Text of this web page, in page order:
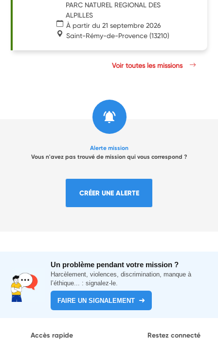
PARC NATUREL REGIONAL DES
ALPILLES
À partir du 21 septembre 2026
Saint-Rémy-de-Provence (13210)
Voir toutes les missions
Alerte mission
Vous n'avez pas trouvé de mission qui vous correspond ?
CRÉER UNE ALERTE
Un problème pendant votre mission ?
Harcèlement, violences, discrimination, manque à
l’éthique... : signalez-le.
FAIRE UN SIGNALEMENT
Accès rapide Restez connecté